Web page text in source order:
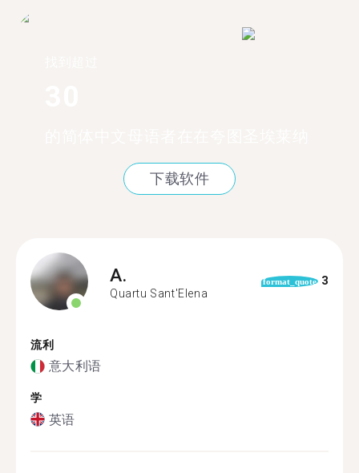
下载软件
A.
Quartu Sant'Elena
format_quote 3
流利
意大利语
学
英语